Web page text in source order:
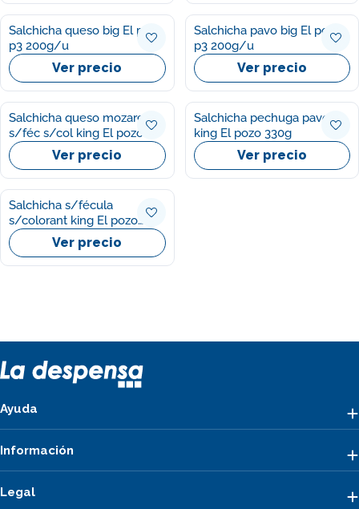
Salchicha queso big El pozo
p3 200g/u
Ver precio
Salchicha pavo big El pozo
p3 200g/u
Ver precio
Salchicha queso mozarela
s/féc s/col king El pozo
330g
Ver precio
Salchicha pechuga pavo
king El pozo 330g
Ver precio
Salchicha s/fécula
s/colorant king El pozo
330g
Ver precio
Ayuda
Información
Legal